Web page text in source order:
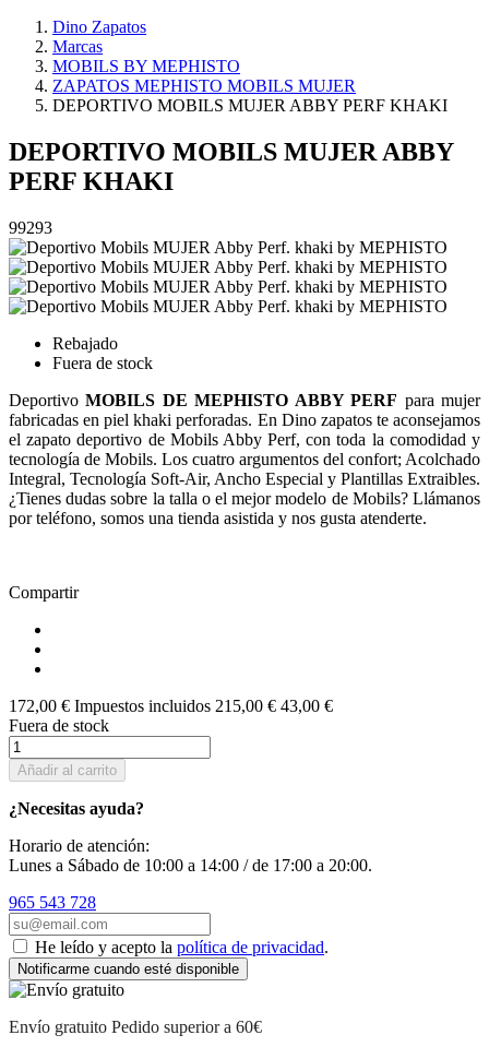
Dino Zapatos
Marcas
MOBILS BY MEPHISTO
ZAPATOS MEPHISTO MOBILS MUJER
DEPORTIVO MOBILS MUJER ABBY PERF KHAKI
DEPORTIVO MOBILS MUJER ABBY
PERF KHAKI
99293
Rebajado
Fuera de stock
DeportivoMOBILS DE MEPHISTOABBY PERF para mujer
fabricadas en piel khaki perforadas. En Dino zapatos te aconsejamos
el zapato deportivo de Mobils Abby Perf, con toda la comodidad y
tecnología de Mobils. Los cuatro argumentos del confort; Acolchado
Integral, Tecnología Soft-Air, Ancho Especial y Plantillas Extraibles.
¿Tienes dudas sobre la talla o el mejor modelo de Mobils? Llámanos
por teléfono, somos una tienda asistida y nos gusta atenderte.
Compartir
172,00 € Impuestos incluidos 215,00 € 43,00 €
Fuera de stock
Añadir al carrito
¿Necesitas ayuda?
Horario de atención:
Lunes a Sábado de 10:00 a 14:00 / de 17:00 a 20:00.
965 543 728
He leído y acepto la política de privacidad.
Notificarme cuando esté disponible
Envío gratuito Pedido superior a 60€